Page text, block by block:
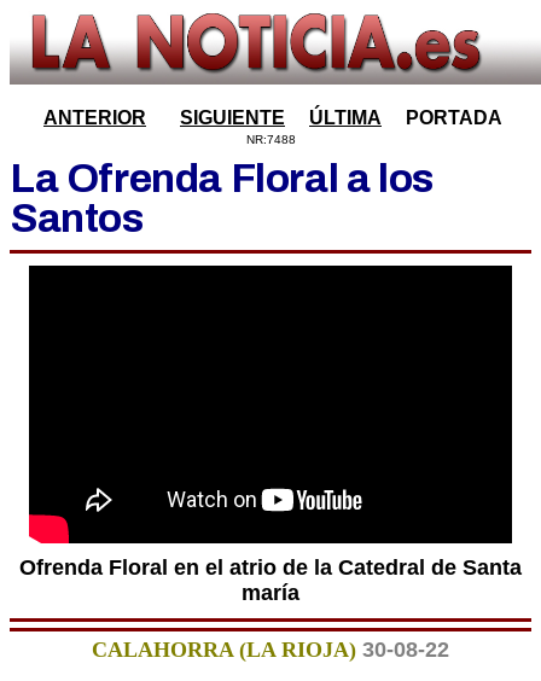
ANTERIOR SIGUIENTE ÚLTIMA PORTADA
NR:7488
La Ofrenda Floral a los
Santos
Ofrenda Floral en el atrio de la Catedral de Santa
maría
CALAHORRA (LA RIOJA) 30-08-22